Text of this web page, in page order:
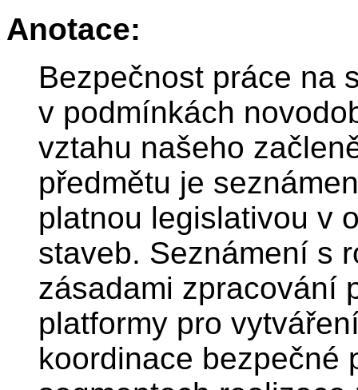
Anotace:
Bezpečnost práce na
v podmínkách
vztahu našeho
předmětu je
platnou legislativou v
staveb. Seznámení s
zásadami zpracování
platformy pro
koordinace bezpečné